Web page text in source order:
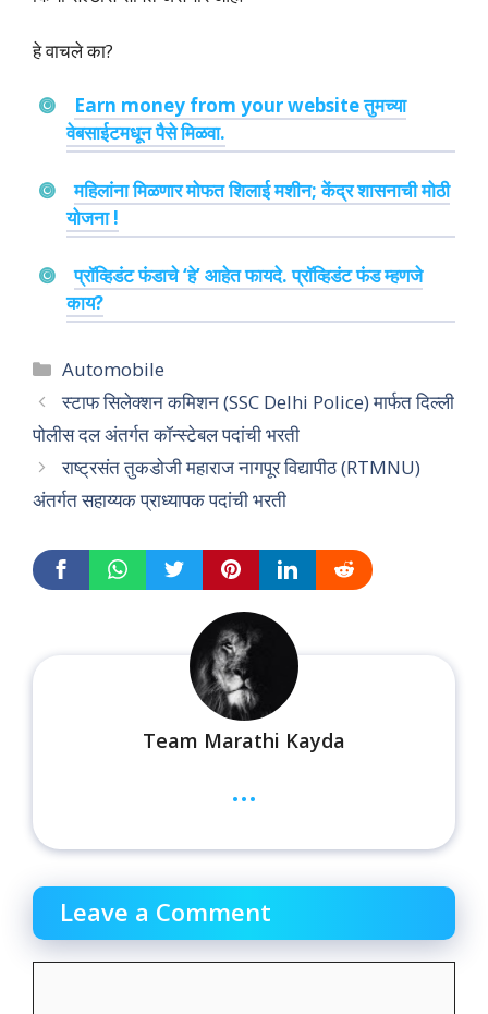
हे वाचले का?
Earn money from your website तुमच्या
वेबसाईटमधून पैसे मिळवा.
महिलांना मिळणार मोफत शिलाई मशीन; केंद्र शासनाची मोठी
योजना !
प्रॉव्हिडंट फंडाचे ‘हे’ आहेत फायदे. प्रॉव्हिडंट फंड म्हणजे
काय?
Categories
Automobile
स्टाफ सिलेक्शन कमिशन (SSC Delhi Police) मार्फत दिल्ली
पोलीस दल अंतर्गत कॉन्स्टेबल पदांची भरती
राष्ट्रसंत तुकडोजी महाराज नागपूर विद्यापीठ (RTMNU)
अंतर्गत सहाय्यक प्राध्यापक पदांची भरती
Team Marathi Kayda
...
Leave a Comment